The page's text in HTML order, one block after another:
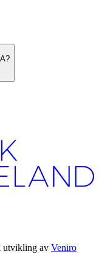
utvikling av Veniro